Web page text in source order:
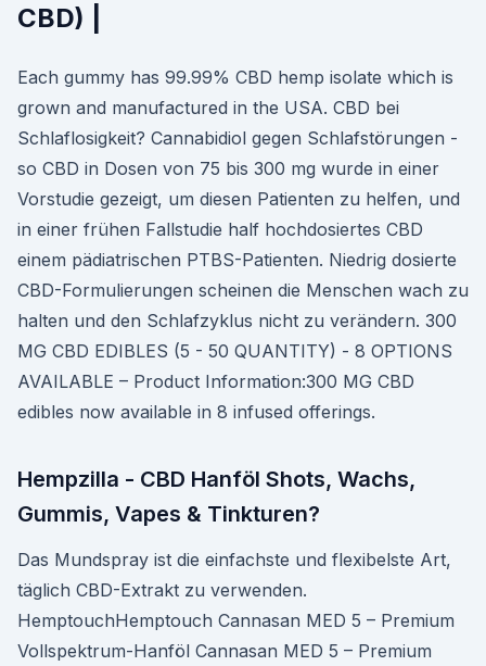
CBD) |
Each gummy has 99.99% CBD hemp isolate which is
grown and manufactured in the USA. CBD bei
Schlaflosigkeit? Cannabidiol gegen Schlafstörungen -
so CBD in Dosen von 75 bis 300 mg wurde in einer
Vorstudie gezeigt, um diesen Patienten zu helfen, und
in einer frühen Fallstudie half hochdosiertes CBD
einem pädiatrischen PTBS-Patienten. Niedrig dosierte
CBD-Formulierungen scheinen die Menschen wach zu
halten und den Schlafzyklus nicht zu verändern. 300
MG CBD EDIBLES (5 - 50 QUANTITY) - 8 OPTIONS
AVAILABLE – Product Information:300 MG CBD
edibles now available in 8 infused offerings.
Hempzilla - CBD Hanföl Shots, Wachs,
Gummis, Vapes & Tinkturen?
Das Mundspray ist die einfachste und flexibelste Art,
täglich CBD-Extrakt zu verwenden.
HemptouchHemptouch Cannasan MED 5 – Premium
Vollspektrum-Hanföl Cannasan MED 5 – Premium